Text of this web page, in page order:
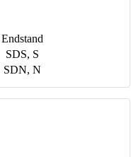
Endstand
SDS, S
SDN, N